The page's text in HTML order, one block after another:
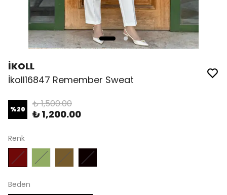
İKOLL
İkoll16847 Remember Sweat
%20 ₺ 1,500.00
₺ 1,200.00
Renk
Beden